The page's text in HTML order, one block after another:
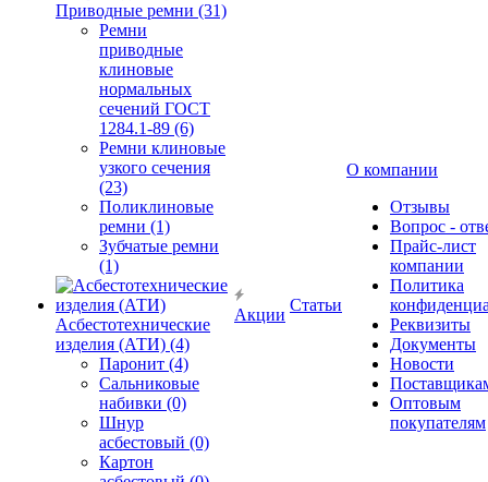
Приводные ремни (31)
Ремни
приводные
клиновые
нормальных
сечений ГОСТ
1284.1-89 (6)
Ремни клиновые
узкого сечения
(23)
Поликлиновые
ремни (1)
Зубчатые ремни
(1)
Асбестотехнические
изделия (АТИ) (4)
Паронит (4)
Сальниковые
набивки (0)
Шнур
асбестовый (0)
Картон
Акции
Статьи
О компании
Отзывы
Вопрос -
Прайс-лист
компании
Политика
Реквизиты
Документы
Новости
Оптовым
покупателям